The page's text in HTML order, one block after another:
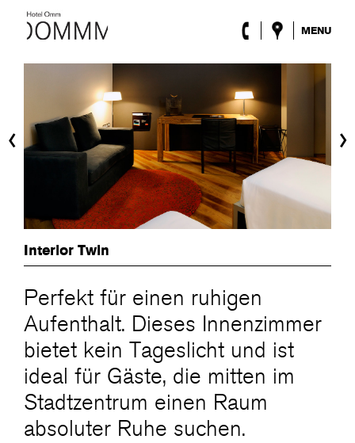
MENU
Das Hotel
Roca Barcelona
Terrasse
Lobby & Klub
Standort
ENG / ESP / DEU / FRA / CAT
‹ ›
Interior Twin
Perfekt für einen ruhigen
Aufenthalt. Dieses Innenzimmer
bietet kein Tageslicht und ist
ideal für Gäste, die mitten im
Stadtzentrum einen Raum
absoluter Ruhe suchen.